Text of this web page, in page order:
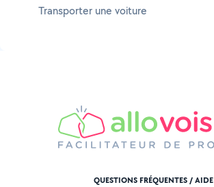
Transporter une voiture
QUESTIONS FRÉQUENTES / AIDE